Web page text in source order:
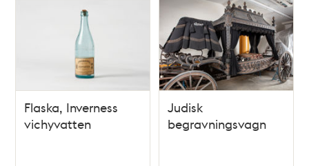
Flaska, Inverness
vichyvatten
Judisk
begravningsvagn